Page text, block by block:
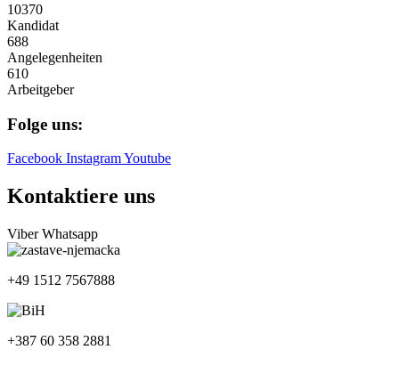
10370
Kandidat
688
Angelegenheiten
610
Arbeitgeber
Folge uns:
Facebook InstagramYoutube
Kontaktiere uns
Viber Whatsapp
+49 1512 7567888
+387 60 358 2881